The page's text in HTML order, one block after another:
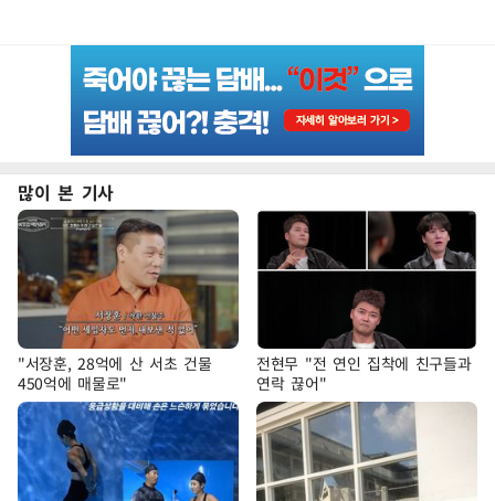
많이 본 기사
"서장훈, 28억에 산 서초 건물
450억에 매물로"
전현무 "전 연인 집착에 친구들과
연락 끊어"